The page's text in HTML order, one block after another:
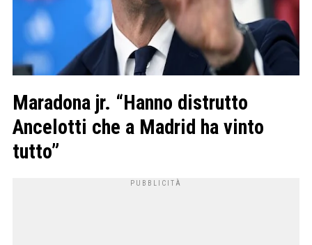
Maradona jr. “Hanno distrutto
Ancelotti che a Madrid ha vinto
tutto”